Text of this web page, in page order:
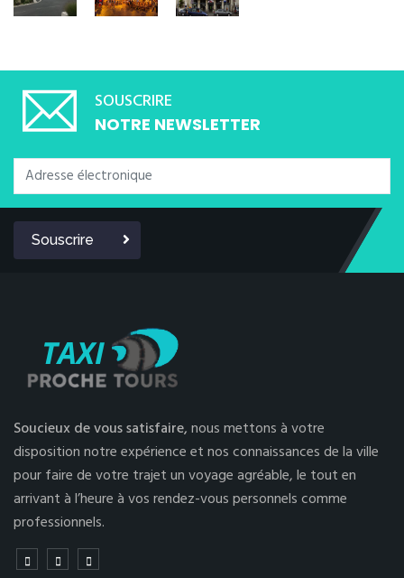
SOUSCRIRE
NOTRE NEWSLETTER
Souscrire
Soucieux de vous satisfaire,nous mettons à votre
disposition notre expérience et nos connaissances de la ville
pour faire de votre trajet un voyage agréable, le tout en
arrivant à l’heure à vos rendez-vous personnels comme
professionnels.